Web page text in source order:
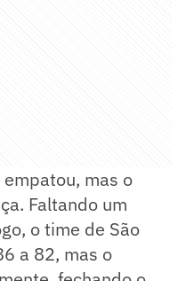
mas o
Faltando um
o time de São
a 82, mas o